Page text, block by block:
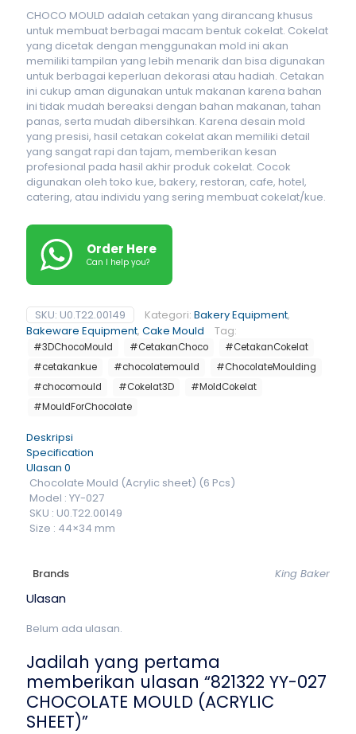
CHOCO MOULD adalah cetakan yang dirancang khusus
untuk membuat berbagai macam bentuk cokelat. Cokelat
yang dicetak dengan menggunakan mold ini akan
memiliki tampilan yang lebih menarik dan bisa digunakan
untuk berbagai keperluan dekorasi atau hadiah. Cetakan
ini cukup aman digunakan untuk makanan karena bahan
ini tidak mudah bereaksi dengan bahan makanan, tahan
panas, serta mudah dibersihkan. Karena desain mold
yang presisi, hasil cetakan cokelat akan memiliki detail
yang sangat rapi dan tajam, memberikan kesan
profesional pada hasil akhir produk cokelat. Cocok
digunakan oleh toko kue, bakery, restoran, cafe, hotel,
catering, atau individu yang sering membuat cokelat/kue.
Order Here
Can I help you?
SKU: U0.T22.00149 Kategori: Bakery Equipment,
Bakeware Equipment, Cake Mould Tag:
#3DChocoMould #CetakanChoco
#CetakanCokelat
#cetakankue
#chocolatemould
#ChocolateMoulding
#chocomould
#Cokelat3D
#MoldCokelat
#MouldForChocolate
Deskripsi
Specification
Ulasan 0
Chocolate Mould (Acrylic sheet) (6 Pcs)
Model : YY-027
SKU : U0.T22.00149
Size : 44×34 mm
Brands King Baker
Ulasan
Belum ada ulasan.
Jadilah yang pertama
memberikan ulasan “821322 YY-027
CHOCOLATE MOULD (ACRYLIC
SHEET)”